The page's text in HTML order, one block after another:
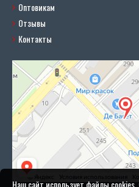
Оптовикам
Отзывы
Контакты
Наш сайт использует файлы